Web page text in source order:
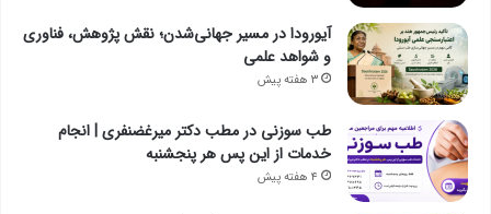
آیورودا در مسیر جهانی‌شدن؛ نقش پژوهش، فناوری
و شواهد علمی
۳ هفته پیش
طب سوزنی در مطب دکتر میرغضنفری | انجام
خدمات از این پس هر پنجشنبه
۴ هفته پیش